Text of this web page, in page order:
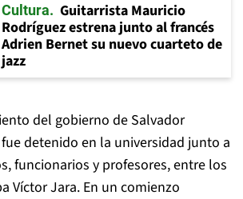
Cultura
Guitarrista Mauricio
Rodríguez estrena junto al francés
Adrien Bernet su nuevo cuarteto de
jazz
del gobierno de Salvador
detenido en la universidad junto a
funcionarios y profesores, entre los
Víctor Jara. En un comienzo